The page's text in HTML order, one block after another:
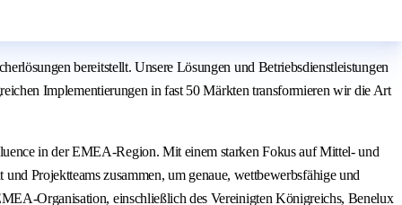
bereitstellt. Unsere Lösungen und Betriebsdienstleistungen
Implementierungen in fast 50 Märkten transformieren wir die Art
in der EMEA-Region. Mit einem starken Fokus auf Mittel- und
Projektteams zusammen, um genaue, wettbewerbsfähige und
Organisation, einschließlich des Vereinigten Königreichs, Benelux